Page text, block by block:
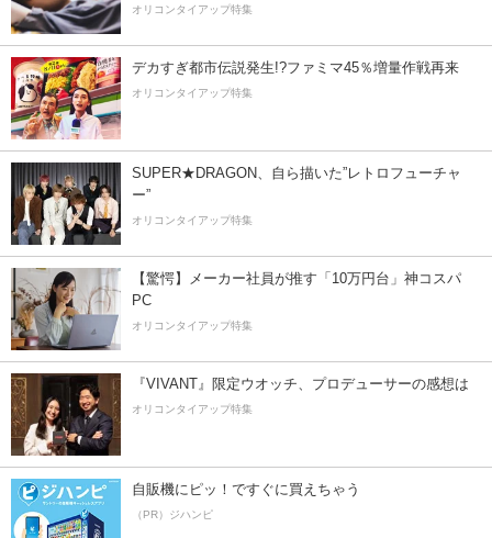
オリコンタイアップ特集
デカすぎ都市伝説発生!?ファミマ45％増量作戦再来
オリコンタイアップ特集
SUPER★DRAGON、自ら描いた”レトロフューチャ
ー”
オリコンタイアップ特集
【驚愕】メーカー社員が推す「10万円台」神コスパ
PC
オリコンタイアップ特集
『VIVANT』限定ウオッチ、プロデューサーの感想は
オリコンタイアップ特集
自販機にピッ！ですぐに買えちゃう
（PR）ジハンピ